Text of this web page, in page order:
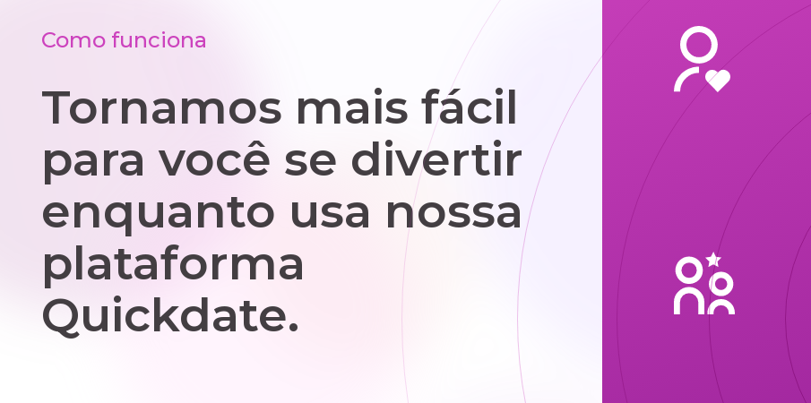
Como funciona
Tornamos mais fácil
para você se divertir
enquanto usa nossa
plataforma
Quickdate.